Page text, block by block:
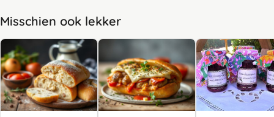
Misschien ook lekker